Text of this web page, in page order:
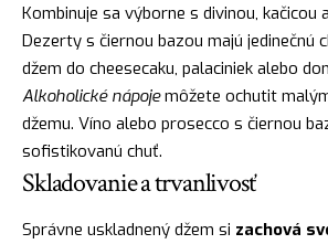
Kombinuje sa výborne s divinou, kačicou
Dezerty s čiernou bazou majú jedinečnú
džem do cheesecaku, palaciniek alebo
Alkoholické nápojemôžete ochutit
džemu. Víno alebo prosecco s čiernou
sofistikovanú chuť.
Skladovanie a trvanlivosť
Správne uskladnený džem si zachová